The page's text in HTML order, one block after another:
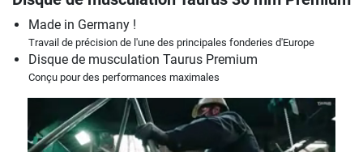
Made in Germany !
Travail de précision de l'une des principales fonderies d'Europe
Disque de musculation Taurus Premium
Conçu pour des performances maximales